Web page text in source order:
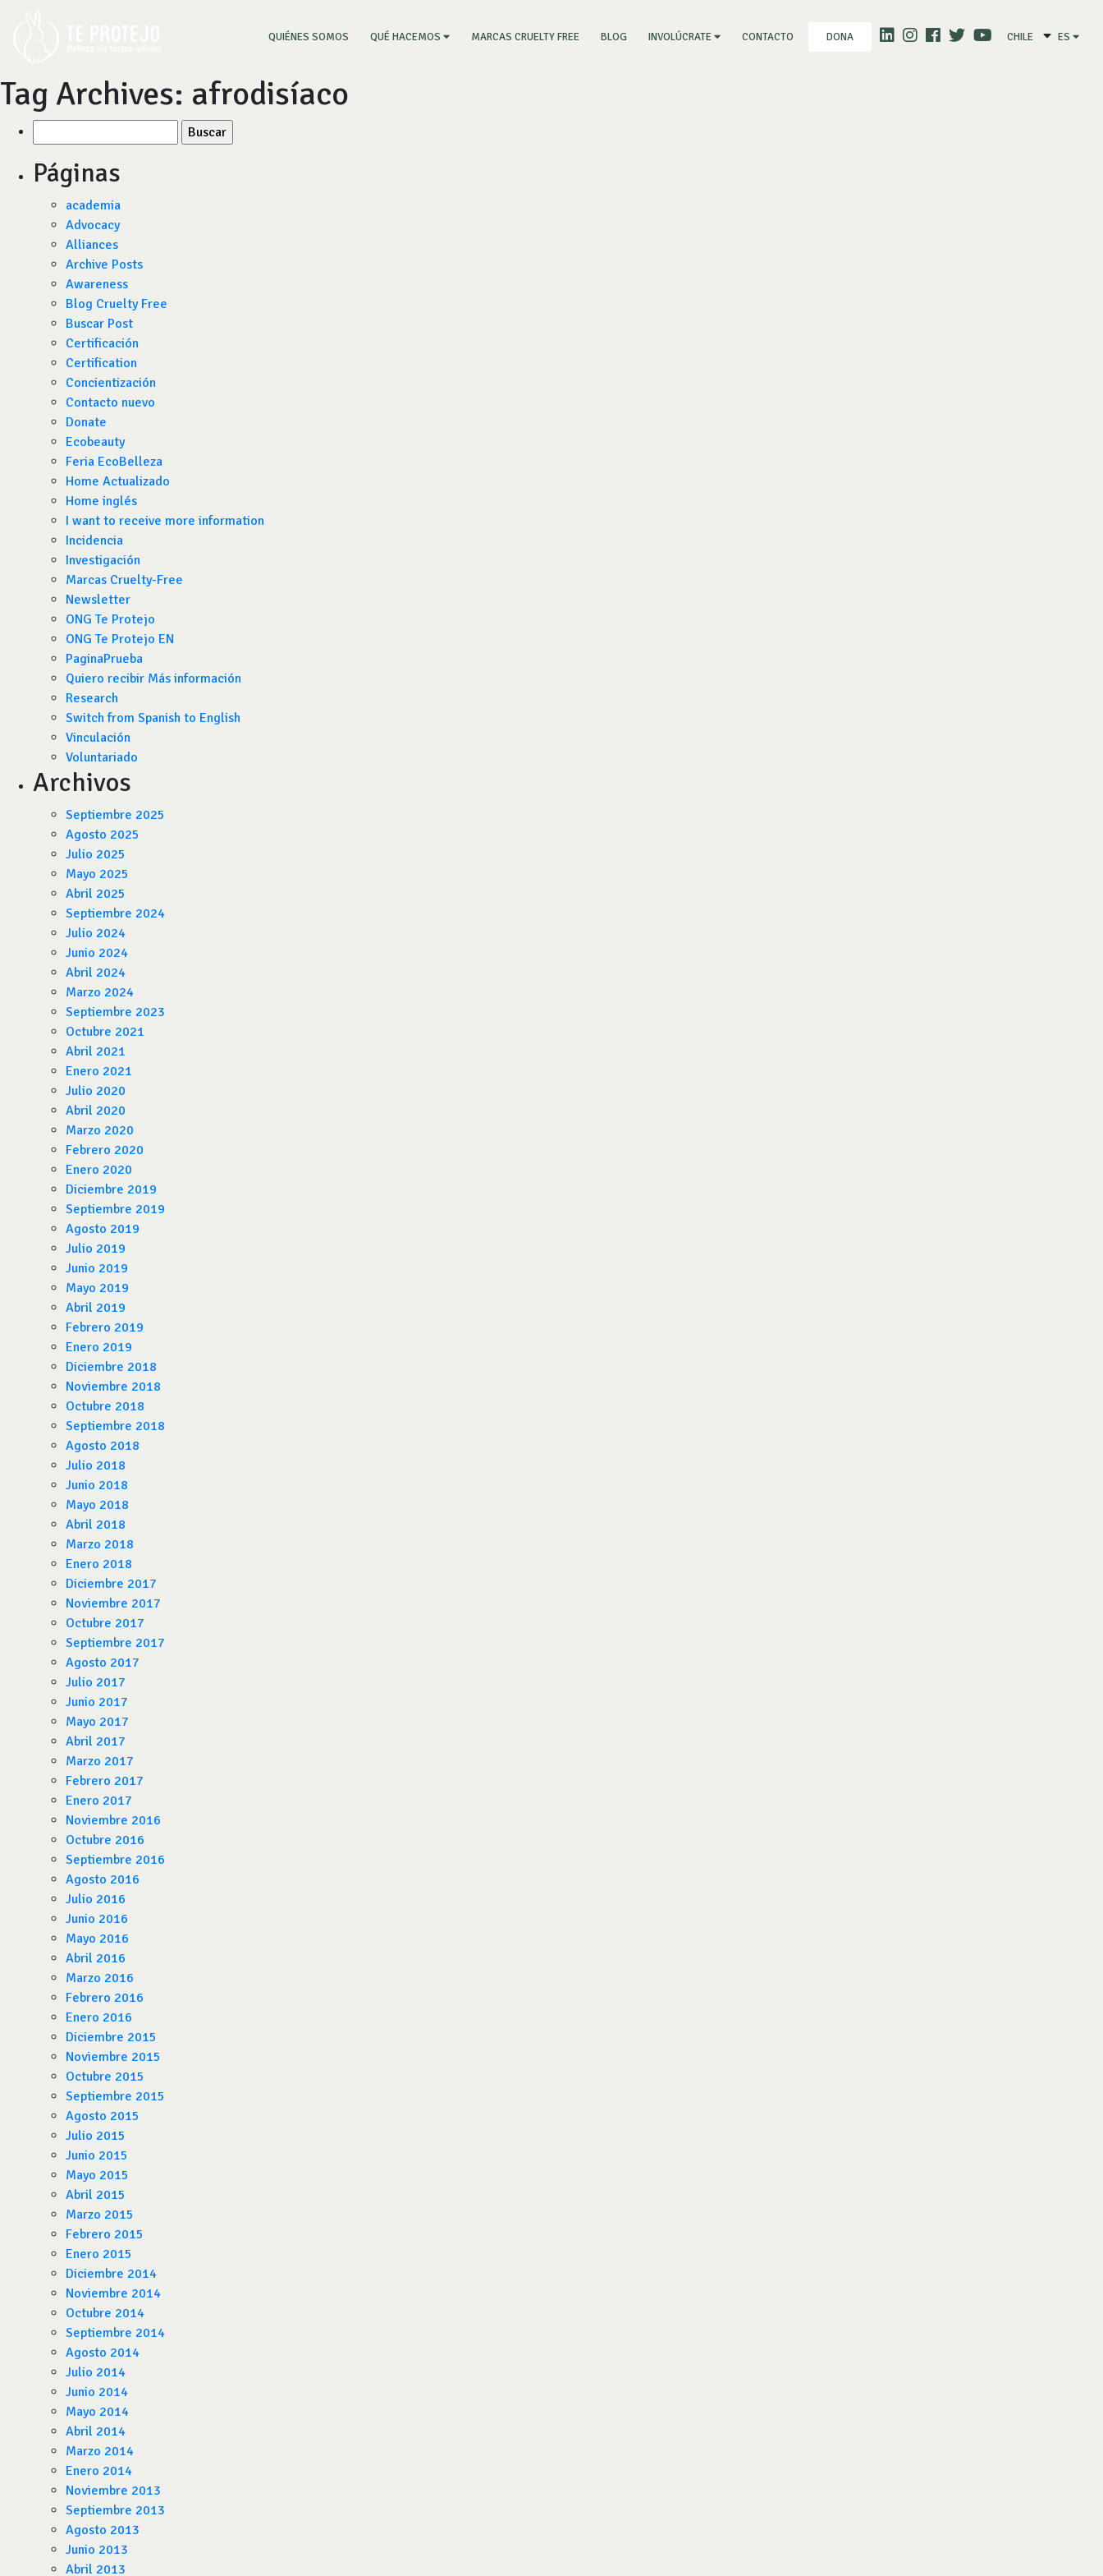
QUIÉNES SOMOS (CURRENT)
QUÉ HACEMOS MARCAS CRUELTY FREE BLOG INVOLÚCRATE CONTACTO DONA CHILE ES
Tag Archives: afrodisíaco
por:
Páginas
academia
Advocacy
Alliances
Archive Posts
Awareness
Blog Cruelty Free
Buscar Post
Certificación
Certification
Concientización
Contacto nuevo
Donate
Ecobeauty
Feria EcoBelleza
Home Actualizado
Home inglés
I want to receive more information
Incidencia
Investigación
Marcas Cruelty-Free
Newsletter
ONG Te Protejo
ONG Te Protejo EN
PaginaPrueba
Quiero recibir Más información
Research
Switch from Spanish to English
Vinculación
Voluntariado
Archivos
Septiembre 2025
Agosto 2025
Julio 2025
Mayo 2025
Abril 2025
Septiembre 2024
Julio 2024
Junio 2024
Abril 2024
Marzo 2024
Septiembre 2023
Octubre 2021
Abril 2021
Enero 2021
Julio 2020
Abril 2020
Marzo 2020
Febrero 2020
Enero 2020
Diciembre 2019
Septiembre 2019
Agosto 2019
Julio 2019
Junio 2019
Mayo 2019
Abril 2019
Febrero 2019
Enero 2019
Diciembre 2018
Noviembre 2018
Octubre 2018
Septiembre 2018
Agosto 2018
Julio 2018
Junio 2018
Mayo 2018
Abril 2018
Marzo 2018
Enero 2018
Diciembre 2017
Noviembre 2017
Octubre 2017
Septiembre 2017
Agosto 2017
Julio 2017
Junio 2017
Mayo 2017
Abril 2017
Marzo 2017
Febrero 2017
Enero 2017
Noviembre 2016
Octubre 2016
Septiembre 2016
Agosto 2016
Julio 2016
Junio 2016
Mayo 2016
Abril 2016
Marzo 2016
Febrero 2016
Enero 2016
Diciembre 2015
Noviembre 2015
Octubre 2015
Septiembre 2015
Agosto 2015
Julio 2015
Junio 2015
Mayo 2015
Abril 2015
Marzo 2015
Febrero 2015
Enero 2015
Diciembre 2014
Noviembre 2014
Octubre 2014
Septiembre 2014
Agosto 2014
Julio 2014
Junio 2014
Mayo 2014
Abril 2014
Marzo 2014
Enero 2014
Noviembre 2013
Septiembre 2013
Agosto 2013
Junio 2013
Abril 2013